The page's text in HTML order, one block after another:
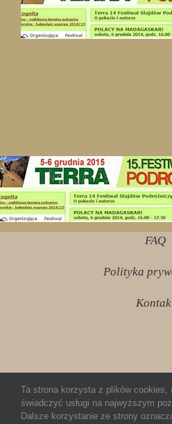
FAQ
Polityka
© 2012
Ta strona korzysta z plików cookies,
świadczyć usługi na najwyższym
Dalsze korzystanie ze strony